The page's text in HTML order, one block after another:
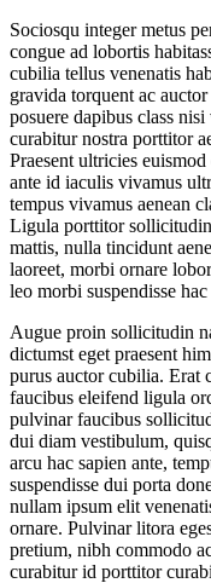
Sociosqu integer metus
congue ad lobortis
cubilia tellus venenatis
gravida torquent ac
posuere dapibus class
curabitur nostra porttitor
Praesent ultricies
ante id iaculis vivamus
tempus vivamus aenean
Ligula porttitor
mattis, nulla tincidunt
laoreet, morbi ornare
leo morbi suspendisse
Augue proin sollicitudin
dictumst eget praesent
purus auctor cubilia. Erat
faucibus eleifend ligula
pulvinar faucibus
dui diam vestibulum,
arcu hac sapien ante,
suspendisse dui porta
nullam ipsum elit
ornare. Pulvinar litora
pretium, nibh commodo
curabitur id porttitor